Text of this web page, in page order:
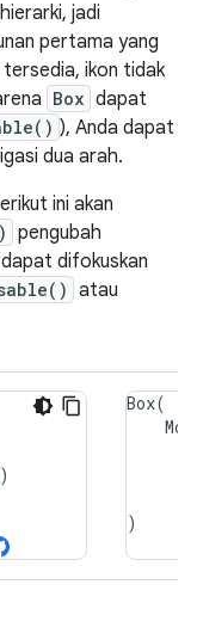
jadi
pertama yang
ikon tidak
Box dapat
), Anda dapat
dua arah.
ini akan
pengubah
difokuskan
atau
)
Box(
)